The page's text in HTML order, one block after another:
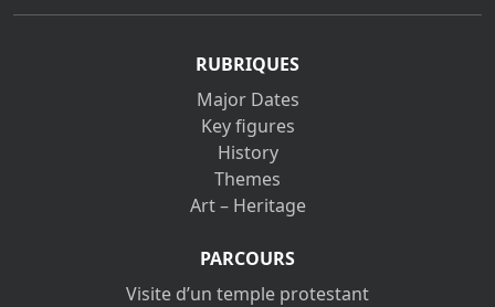
RUBRIQUES
Major Dates
Key figures
History
Themes
Art – Heritage
PARCOURS
Visite d’un temple protestant